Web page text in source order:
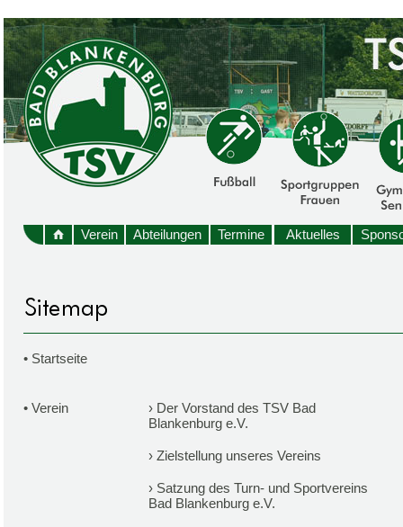
Verein Abteilungen Termine Aktuelles
• Startseite
• Verein › Der Vorstand des TSV Bad
Blankenburg e.V.
› Zielstellung unseres Vereins
› Satzung des Turn- und Sportvereins
Bad Blankenburg e.V.